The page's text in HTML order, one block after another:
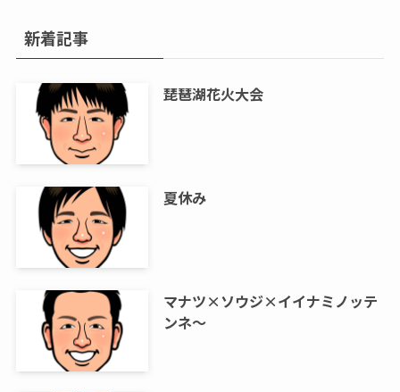
新着記事
琵琶湖花火大会
夏休み
マナツ×ソウジ×イイナミノッテ
ンネ～